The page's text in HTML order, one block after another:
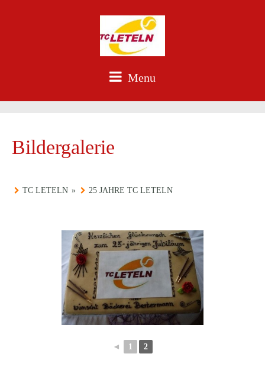
Menu
Bildergalerie
TC LETELN » 25 JAHRE TC LETELN
◄ 1 2